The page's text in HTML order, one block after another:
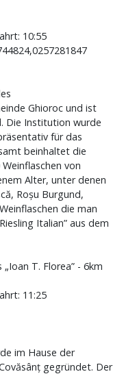
10:55
Ghioroc und ist
Die Institution wurde
für das
beinhaltet die
von
Alter, unter denen
Roșu Burgund,
die man
Italian” aus dem
T. Florea” - 6km
11:25
im Hause der
gegründet. Der